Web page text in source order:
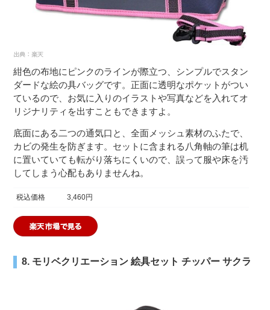
紺色の布地にピンクのラインが際立つ、シンプルでスタン
ダードな絵の具バッグです。正面に透明なポケットがつい
ているので、お気に入りのイラストや写真などを入れてオ
リジナリティを出すこともできますよ。
底面にある二つの通気口と、全面メッシュ素材のふたで、
カビの発生を防ぎます。セットに含まれる八角軸の筆は机
に置いていても転がり落ちにくいので、誤って服や床を汚
してしまう心配もありませんね。
税込価格 3,460円
8. モリベクリエーション 絵具セット チッパー サクラ